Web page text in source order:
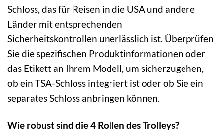
Schloss, das für Reisen in die USA und andere
Länder mit entsprechenden
Sicherheitskontrollen unerlässlich ist. Überprüfen
Sie die spezifischen Produktinformationen oder
das Etikett an Ihrem Modell, um sicherzugehen,
ob ein TSA-Schloss integriert ist oder ob Sie ein
separates Schloss anbringen können.
Wie robust sind die 4 Rollen des Trolleys?